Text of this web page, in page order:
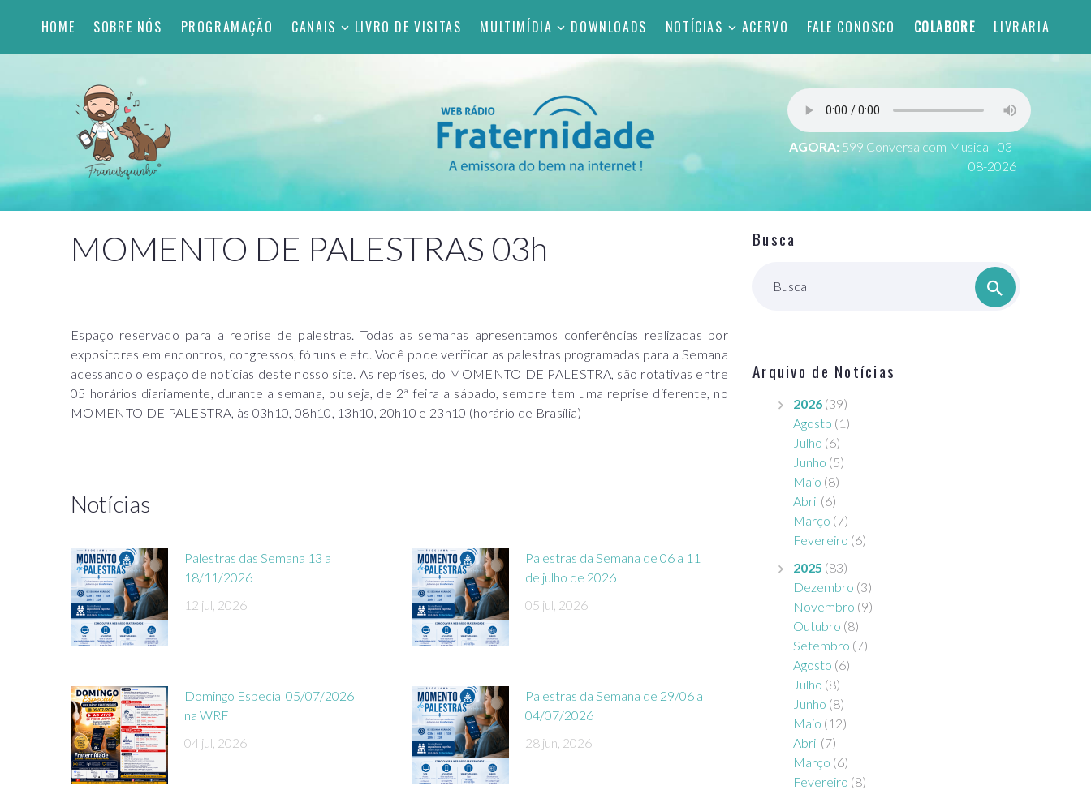
HOME SOBRE NÓS PROGRAMAÇÃO CANAIS LIVRO DE VISITAS MULTIMÍDIA DOWNLOADS NOTÍCIAS ACERVO FALE CONOSCO COLABORE LIVRARIA
AGORA: 599 Conversa com Musica - 03-
08-2026
MOMENTO DE PALESTRAS 03h
Espaço reservado para a reprise de palestras. Todas as semanas apresentamos conferências realizadas por
expositores em encontros, congressos, fóruns e etc. Você pode verificar as palestras programadas para a Semana
acessando o espaço de notícias deste nosso site. As reprises, do MOMENTO DE PALESTRA, são rotativas entre
05 horários diariamente, durante a semana, ou seja, de 2ª feira a sábado, sempre tem uma reprise diferente, no
MOMENTO DE PALESTRA, às 03h10, 08h10, 13h10, 20h10 e 23h10 (horário de Brasília)
Notícias
Palestras das Semana 13 a
18/11/2026
12 jul, 2026
Palestras da Semana de 06 a 11
de julho de 2026
05 jul, 2026
Domingo Especial 05/07/2026
na WRF
04 jul, 2026
Palestras da Semana de 29/06 a
04/07/2026
28 jun, 2026
Busca
Busca
Arquivo de Notícias
2026 (39)
Agosto (1)
Julho (6)
Junho (5)
Maio (8)
Abril (6)
Março (7)
Fevereiro (6)
2025 (83)
Dezembro (3)
Novembro (9)
Outubro (8)
Setembro (7)
Agosto (6)
Julho (8)
Junho (8)
Maio (12)
Abril (7)
Março (6)
Fevereiro (8)